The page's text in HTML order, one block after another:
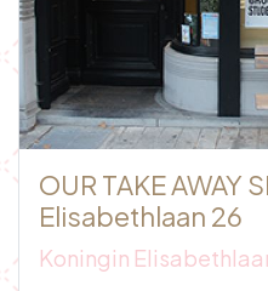
OUR TAKE AWAY
Elisabethlaan 26
Koningin